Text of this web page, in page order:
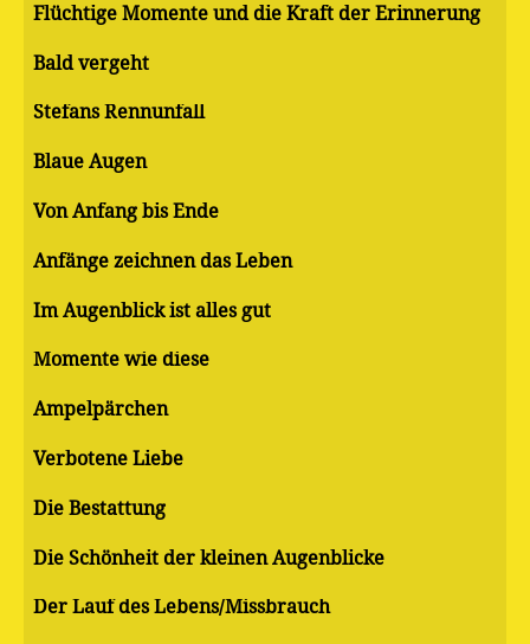
Flüchtige Momente und die Kraft der Erinnerung
Bald vergeht
Stefans Rennunfall
Blaue Augen
Von Anfang bis Ende
Anfänge zeichnen das Leben
Im Augenblick ist alles gut
Momente wie diese
Ampelpärchen
Verbotene Liebe
Die Bestattung
Die Schönheit der kleinen Augenblicke
Der Lauf des Lebens/Missbrauch